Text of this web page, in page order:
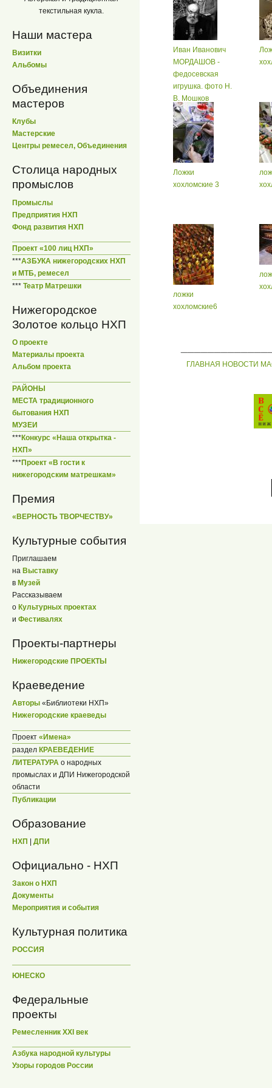
текстильная кукла.
Наши мастера
Визитки
Альбомы
Объединения
мастеров
Клубы
Мастерские
Центры ремесел, Объединения
Столица народных
промыслов
Промыслы
Предприятия НХП
Фонд развития НХП
Проект «100 лиц НХП»
***АЗБУКА нижегородских НХП
и МТБ, ремесел
*** Театр Матрешки
Нижегородское
Золотое кольцо НХП
О проекте
Материалы проекта
Альбом проекта
РАЙОНЫ
МЕСТА традиционного
бытования НХП
МУЗЕИ
***Конкурс «Наша открытка -
НХП»
***Проект «В гости к
нижегородским матрешкам»
Премия
«ВЕРНОСТЬ ТВОРЧЕСТВУ»
Культурные события
Приглашаем
на Выставку
в Музей
Рассказываем
о Культурных проектах
и Фестивалях
Проекты-партнеры
Нижегородские ПРОЕКТЫ
Краеведение
Авторы «Библиотеки НХП»
Нижегородские краеведы
Проект «Имена»
раздел КРАЕВЕДЕНИЕ
ЛИТЕРАТУРА о народных
промыслах и ДПИ Нижегородской
области
Публикации
Образование
НХП | ДПИ
Официально - НХП
Закон о НХП
Документы
Мероприятия и события
Культурная политика
РОССИЯ
ЮНЕСКО
Федеральные
проекты
Ремесленник XXI век
Азбука народной культуры
Узоры городов России
Иван Иванович
МОРДАШОВ -
федосевская
игрушка. фото Н.
В. Мошков
Ложки
хохломские 3
ложки
хохломские6
ГЛАВНАЯ НОВОСТИ